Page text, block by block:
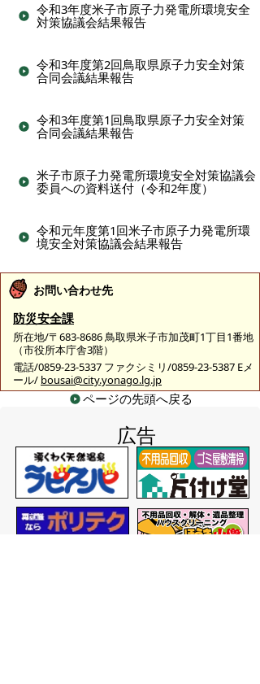
令和3年度米子市原子力発電所環境安全
対策協議会結果報告
令和3年度第2回鳥取県原子力安全対策
合同会議結果報告
令和3年度第1回鳥取県原子力安全対策
合同会議結果報告
米子市原子力発電所環境安全対策協議会
委員への資料送付（令和2年度）
令和元年度第1回米子市原子力発電所環
境安全対策協議会結果報告
お問い合わせ先
防災安全課
所在地/〒683-8686 鳥取県米子市加茂町1丁目1番地
（市役所本庁舎3階）
電話/0859-23-5337 ファクシミリ/0859-23-5387 Eメ
ール/ bousai@city.yonago.lg.jp
ページの先頭へ戻る
広告